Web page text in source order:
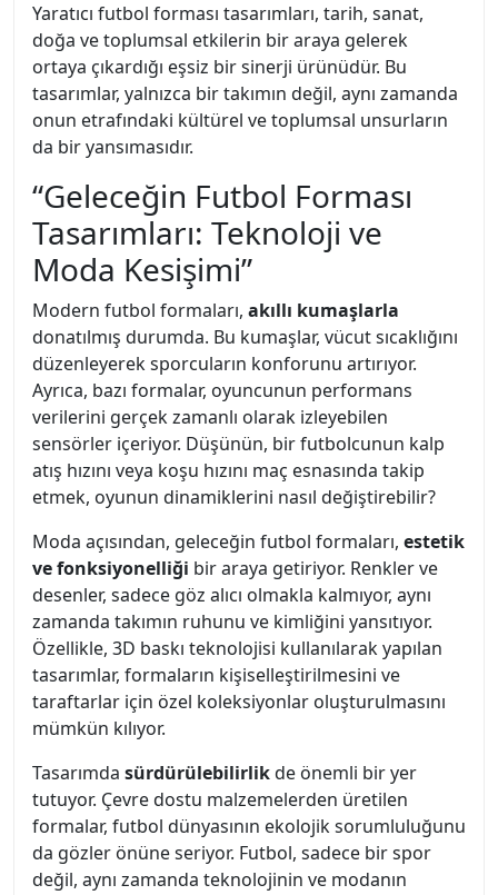
Yaratıcı futbol forması tasarımları, tarih, sanat,
doğa ve toplumsal etkilerin bir araya gelerek
ortaya çıkardığı eşsiz bir sinerji ürünüdür. Bu
tasarımlar, yalnızca bir takımın değil, aynı zamanda
onun etrafındaki kültürel ve toplumsal unsurların
da bir yansımasıdır.
“Geleceğin Futbol Forması
Tasarımları: Teknoloji ve
Moda Kesişimi”
Modern futbol formaları, akıllı kumaşlarla
donatılmış durumda. Bu kumaşlar, vücut sıcaklığını
düzenleyerek sporcuların konforunu artırıyor.
Ayrıca, bazı formalar, oyuncunun performans
verilerini gerçek zamanlı olarak izleyebilen
sensörler içeriyor. Düşünün, bir futbolcunun kalp
atış hızını veya koşu hızını maç esnasında takip
etmek, oyunun dinamiklerini nasıl değiştirebilir?
Moda açısından, geleceğin futbol formaları, estetik
ve fonksiyonelliği bir araya getiriyor. Renkler ve
desenler, sadece göz alıcı olmakla kalmıyor, aynı
zamanda takımın ruhunu ve kimliğini yansıtıyor.
Özellikle, 3D baskı teknolojisi kullanılarak yapılan
tasarımlar, formaların kişiselleştirilmesini ve
taraftarlar için özel koleksiyonlar oluşturulmasını
mümkün kılıyor.
Tasarımda sürdürülebilirlikde önemli bir yer
tutuyor. Çevre dostu malzemelerden üretilen
formalar, futbol dünyasının ekolojik sorumluluğunu
da gözler önüne seriyor. Futbol, sadece bir spor
değil, aynı zamanda teknolojinin ve modanın